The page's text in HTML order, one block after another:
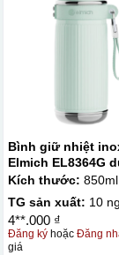
Bình giữ nhiệt
Elmich EL8364G
850ml
Kích thước: 850ml
TG sản xuất: 10
4**.000 ₫
Đăng ký hoặcĐăng
giá